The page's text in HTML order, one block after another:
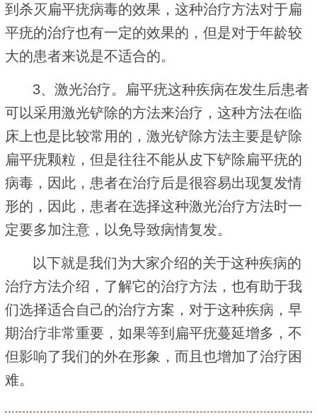
到杀灭扁平疣病毒的效果，这种治疗方法对于扁
平疣的治疗也有一定的效果的，但是对于年龄较
大的患者来说是不适合的。
3、激光治疗。扁平疣这种疾病在发生后患者
可以采用激光铲除的方法来治疗，这种方法在临
床上也是比较常用的，激光铲除方法主要是铲除
扁平疣颗粒，但是往往不能从皮下铲除扁平疣的
病毒，因此，患者在治疗后是很容易出现复发情
形的，因此，患者在选择这种激光治疗方法时一
定要多加注意，以免导致病情复发。
以下就是我们为大家介绍的关于这种疾病的
治疗方法介绍，了解它的治疗方法，也有助于我
们选择适合自己的治疗方案，对于这种疾病，早
期治疗非常重要，如果等到扁平疣蔓延增多，不
但影响了我们的外在形象，而且也增加了治疗困
难。